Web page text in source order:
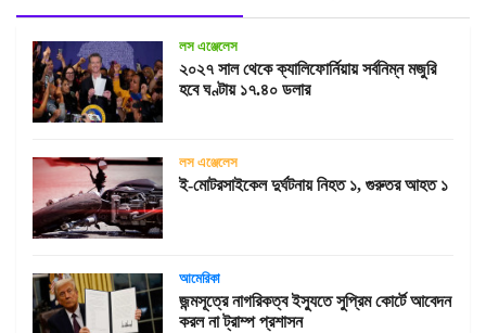
লস এঞ্জেলেস
২০২৭ সাল থেকে ক্যালিফোর্নিয়ায় সর্বনিম্ন মজুরি
হবে ঘণ্টায় ১৭.৪০ ডলার
লস এঞ্জেলেস
ই-মোটরসাইকেল দুর্ঘটনায় নিহত ১, গুরুতর আহত ১
আমেরিকা
জন্মসূত্রে নাগরিকত্ব ইস্যুতে সুপ্রিম কোর্টে আবেদন
করল না ট্রাম্প প্রশাসন